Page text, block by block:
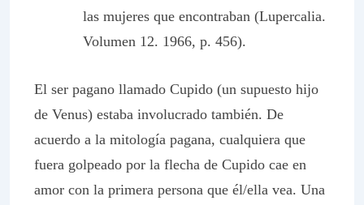
las mujeres que encontraban (Lupercalia.
Volumen 12. 1966, p. 456).
El ser pagano llamado Cupido (un supuesto hijo
de Venus) estaba involucrado también. De
acuerdo a la mitología pagana, cualquiera que
fuera golpeado por la flecha de Cupido cae en
amor con la primera persona que él/ella vea. Una